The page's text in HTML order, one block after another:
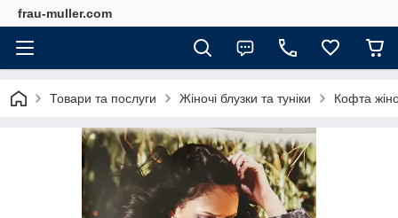
frau-muller.com
Товари та послуги Жіночі блузки та туніки Кофта